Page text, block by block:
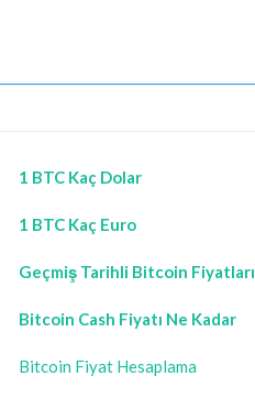
1 BTC Kaç Dolar
1 BTC Kaç Euro
Geçmiş Tarihli Bitcoin Fiyatları
Bitcoin Cash Fiyatı Ne Kadar
Bitcoin Fiyat Hesaplama